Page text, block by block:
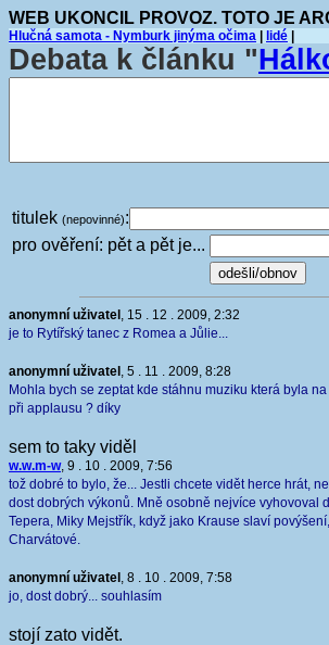
WEB UKONCIL PROVOZ. TOTO JE
Hlučná samota - Nymburk jinýma očima lidé
Debata k článku "
titulek (nepovinné):
pro ověření: pět a pět je...
anonymní uživatel , 15 . 12 . 2009, 2:32
je to Rytířský tanec z Romea a Jůlie...
anonymní uživatel , 5 . 11 . 2009, 8:28
Mohla bych se zeptat kde stáhnu muziku která byla
při applausu ? díky
sem to taky viděl
w.w.m-w, 9 . 10 . 2009, 7:56
tož dobré to bylo, že... Jestli chcete vidět herce hrát,
dost dobrých výkonů. Mně osobně nejvíce vyhovoval
Tepera, Miky Mejstřík, když jako Krause slaví
Charvátové.
anonymní uživatel , 8 . 10 . 2009, 7:58
jo, dost dobrý... souhlasím
stojí zato vidět.